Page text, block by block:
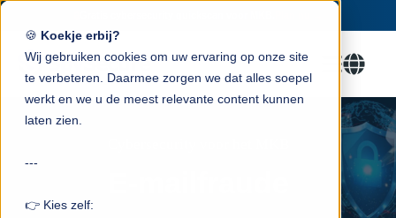
🍪 Koekje erbij?
Wij gebruiken cookies om uw ervaring op onze site
te verbeteren. Daarmee zorgen we dat alles soepel
werkt en we u de meest relevante content kunnen
laten zien.
---
👉 Kies zelf: